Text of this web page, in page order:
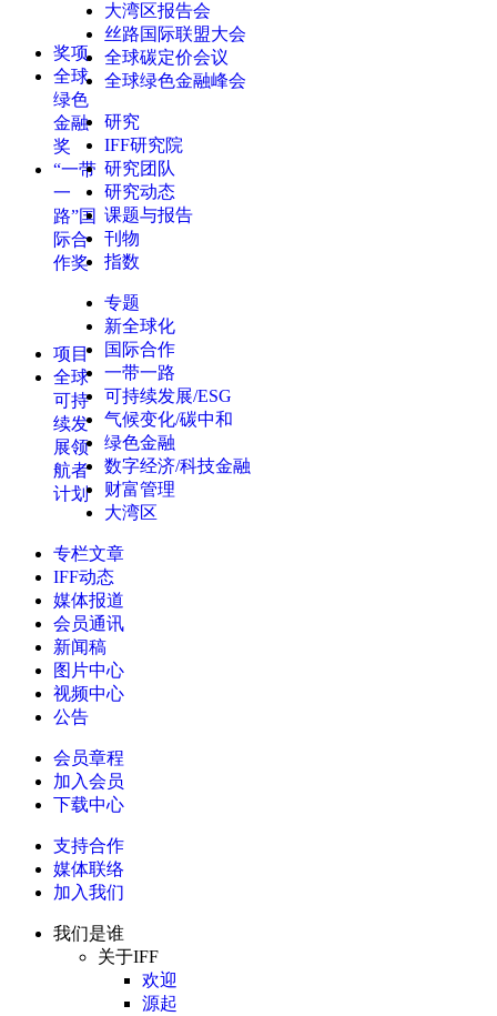
奖项
全球
绿色
金融
奖
“一带
一
路”国
际合
作奖
项目
全球
可持
续发
展领
航者
计划
大湾区报告会
丝路国际联盟大会
全球碳定价会议
全球绿色金融峰会
研究
IFF研究院
研究团队
研究动态
课题与报告
刊物
指数
专题
新全球化
国际合作
一带一路
可持续发展/ESG
气候变化/碳中和
绿色金融
数字经济/科技金融
财富管理
大湾区
专栏文章
IFF动态
媒体报道
会员通讯
新闻稿
图片中心
视频中心
公告
会员章程
加入会员
下载中心
支持合作
媒体联络
加入我们
我们是谁
关于IFF
欢迎
源起